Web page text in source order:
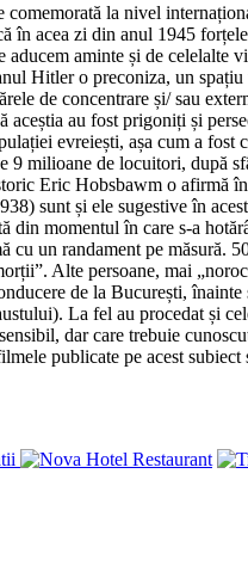
comemorată la nivel
în acea zi din anul 1945
aducem aminte și de
Hitler o preconiza, un
de concentrare și/ sau
aceștia au fost prigoniți și
evreiești, așa cum a fost
9 milioane de locuitori, după
Eric Hobsbawm o afirmă
sunt și ele sugestive în
din momentul în care s-a
cu un randament pe măsură.
Alte persoane, mai
de la București,
La fel au procedat și
dar care trebuie
publicate pe acest